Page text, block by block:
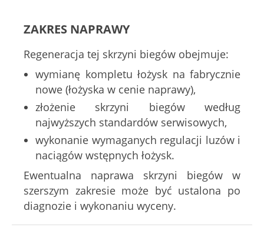
ZAKRES NAPRAWY
Regeneracja tej skrzyni biegów obejmuje:
wymianę kompletu łożysk na fabrycznie
nowe (łożyska w cenie naprawy),
złożenie skrzyni biegów według
najwyższych standardów serwisowych,
wykonanie wymaganych regulacji luzów i
naciągów wstępnych łożysk.
Ewentualna naprawa skrzyni biegów w
szerszym zakresie może być ustalona po
diagnozie i wykonaniu wyceny.